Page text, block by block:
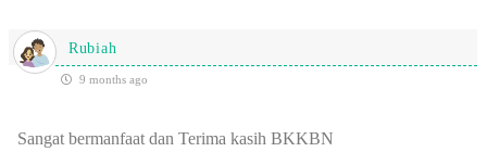
Rubiah
9 months ago
Sangat bermanfaat dan Terima kasih BKKBN